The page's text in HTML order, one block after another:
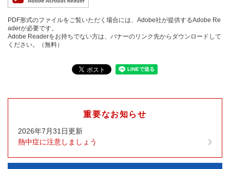
PDF形式のファイルをご覧いただく場合には、Adobe社が提供するAdobe Re
aderが必要です。
Adobe Readerをお持ちでない方は、バナーのリンク先からダウンロードして
ください。（無料）
重要なお知らせ
2026年7月31日更新
熱中症に注意しましょう